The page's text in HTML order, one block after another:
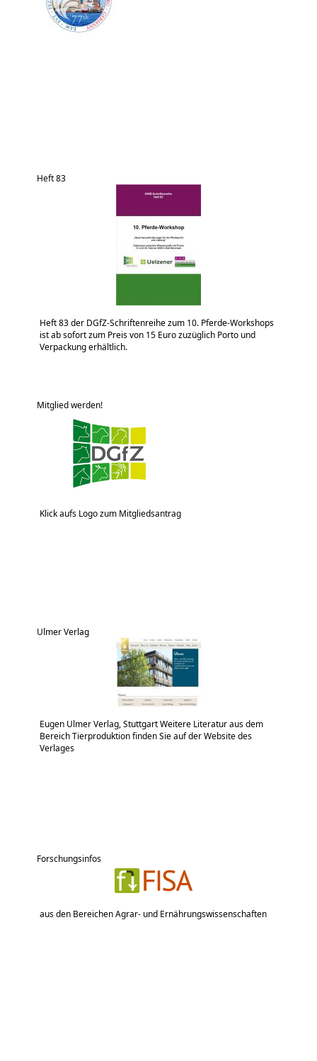
Heft 83
Heft 83 der DGfZ-Schriftenreihe zum 10. Pferde-Workshops
ist ab sofort zum Preis von 15 Euro zuzüglich Porto und
Verpackung erhältlich.
Mitglied werden!
Klick aufs Logo zum Mitgliedsantrag
Ulmer Verlag
Eugen Ulmer Verlag, Stuttgart Weitere Literatur aus dem
Bereich Tierproduktion finden Sie auf der Website des
Verlages
Forschungsinfos
aus den Bereichen Agrar- und Ernährungswissenschaften